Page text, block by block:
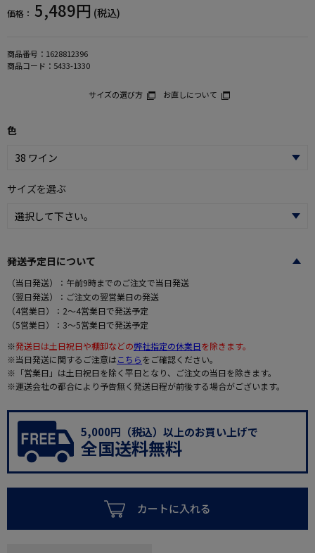
価格： 5,489円 (税込)
商品番号： 1628812396
商品コード： 5433-1330
サイズの選び方 お直しについて
色
サイズを選ぶ
発送予定日について
（当日発送）：午前9時までのご注文で当日発送
（翌日発送）：ご注文の翌営業日の発送
（4営業日）：2～4営業日で発送予定
（5営業日）：3～5営業日で発送予定
※発送日は土日祝日や棚卸などの弊社指定の休業日を除きます。
※当日発送に関するご注意はこちらをご確認ください。
※「営業日」は土日祝日を除く平日となり、ご注文の当日を除きます。
※運送会社の都合により予告無く発送日程が前後する場合がございます。
5,000円（税込）以上のお買い上げで
全国送料無料
カートに入れる